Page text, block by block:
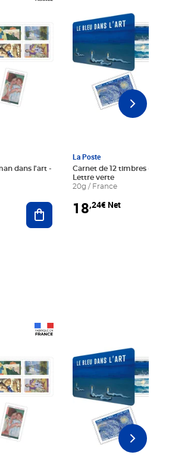
dans l'art -
Ajouter au panier
La Poste
Carnet de 12 timbres - Le
Lettre verte
20g / France
18,24€ Net